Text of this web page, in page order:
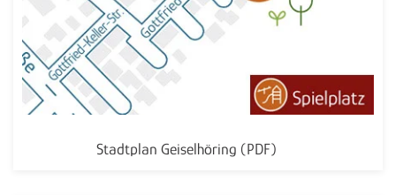
Stadtplan Geiselhöring (PDF)